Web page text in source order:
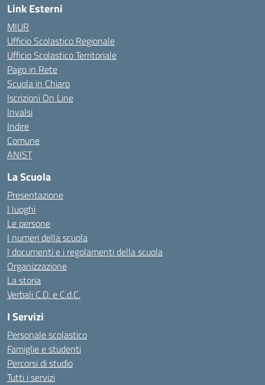
Link Esterni
MIUR
Ufficio Scolastico Regionale
Ufficio Scolastico Territoriale
Pago in Rete
Scuola in Chiaro
Iscrizioni On Line
Invalsi
Indire
Comune
ANIST
La Scuola
Presentazione
I luoghi
Le persone
I numeri della scuola
I documenti e i regolamenti della scuola
Organizzazione
La storia
Verbali C.D. e C.d.C.
I Servizi
Personale scolastico
Famiglie e studenti
Percorsi di studio
Tutti i servizi